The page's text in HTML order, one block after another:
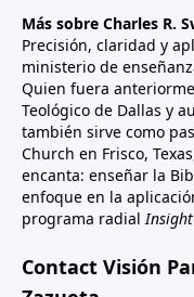
Más sobre Charles R.
Precisión, claridad y
ministerio de
Quien fuera
Teológico de Dallas y
también sirve como
Church en Frisco,
encanta: enseñar la
enfoque en la
programa radial
Contact Visión